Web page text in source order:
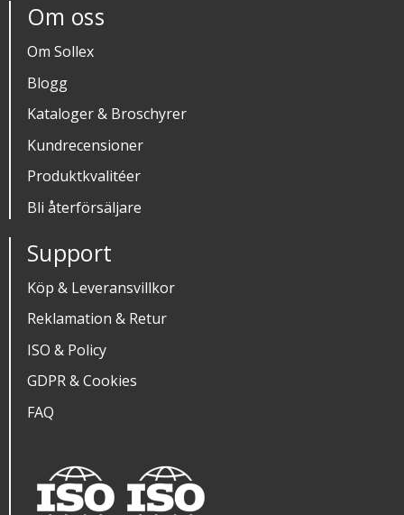
Om oss
Om Sollex
Blogg
Kataloger & Broschyrer
Kundrecensioner
Produktkvalitéer
Bli återförsäljare
Support
Köp & Leveransvillkor
Reklamation & Retur
ISO & Policy
GDPR & Cookies
FAQ